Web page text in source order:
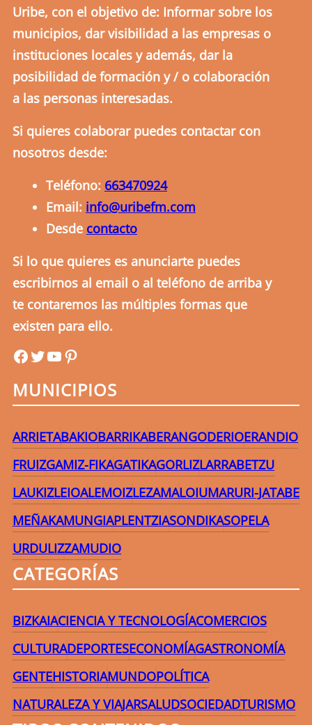
Uribe, con el objetivo de: Informar sobre los
municipios, dar visibilidad a las empresas o
instituciones locales y además, dar la
posibilidad de formación y / o colaboración
a las personas interesadas.
Si quieres colaborar puedes contactar con
nosotros desde:
Teléfono: 663470924
Email: info@uribefm.com
Desde contacto
Si lo que quieres es anunciarte puedes
escribirnos al email o al teléfono de arriba y
te contaremos las múltiples formas que
existen para ello.
uribefmuribefmYouTube Pinterest
MUNICIPIOS
ARRIETABAKIOBARRIKABERANGODERIOERANDIO
FRUIZGAMIZ-FIKAGATIKAGORLIZLARRABETZU
LAUKIZLEIOALEMOIZLEZAMALOIUMARURI-JATABE
MEÑAKAMUNGIAPLENTZIASONDIKASOPELA
URDULIZZAMUDIO
CATEGORÍAS
BIZKAIACIENCIA Y TECNOLOGÍACOMERCIOS
CULTURADEPORTESECONOMÍAGASTRONOMÍA
GENTEHISTORIAMUNDOPOLÍTICA
NATURALEZA Y VIAJARSALUDSOCIEDADTURISMO